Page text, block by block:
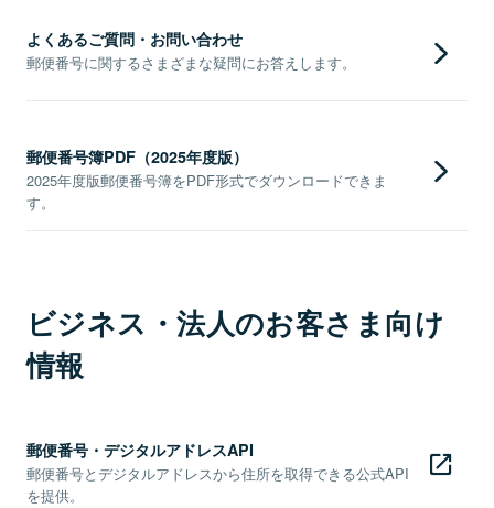
よくあるご質問・お問い合わせ
郵便番号に関するさまざまな疑問にお答えします。
郵便番号簿PDF（2025年度版）
2025年度版郵便番号簿をPDF形式でダウンロードできま
す。
ビジネス・法人のお客さま向け
情報
郵便番号・デジタルアドレスAPI
郵便番号とデジタルアドレスから住所を取得できる公式API
を提供。